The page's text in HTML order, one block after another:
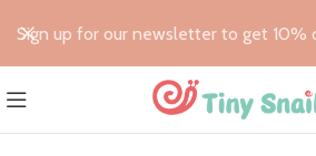
Sign up for our newsletter to get 10%